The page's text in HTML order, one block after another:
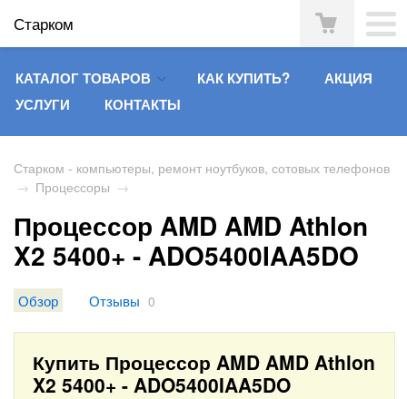
Старком
КАТАЛОГ ТОВАРОВ КАК КУПИТЬ?
АКЦИЯ
УСЛУГИ
КОНТАКТЫ
Старком - компьютеры, ремонт ноутбуков, сотовых телефонов
→ Процессоры →
Процессор AMD AMD Athlon
X2 5400+ - ADO5400IAA5DO
Обзор Отзывы 0
Купить Процессор AMD AMD Athlon
X2 5400+ - ADO5400IAA5DO